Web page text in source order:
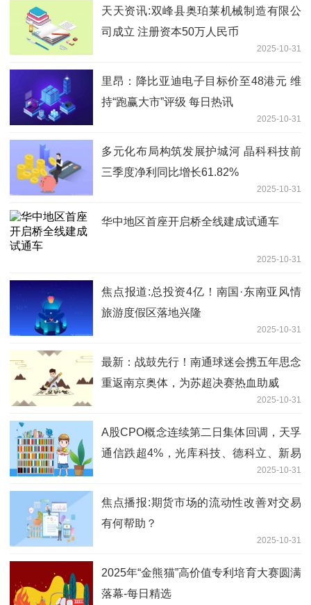
天天资讯:双峰县奥珀莱机械制造有限公
司成立 注册资本50万人民币
2025-10-31
里昂：降比亚迪电子目标价至48港元 维
持“跑赢大市”评级 每日热讯
2025-10-31
多元化布局构筑发展护城河 晶科科技前
三季度净利同比增长61.82%
2025-10-31
华中地区首座开启桥全线建成试通车
2025-10-31
焦点报道:总投资4亿！南国·东南亚风情
旅游度假区落地兴隆
2025-10-31
最新：战鼓先行！南通球迷会携五年思念
重返南京奥体，为苏超决赛热血助威
2025-10-31
A股CPO概念连续第二日集体回调，天孚
通信跌超4%，光库科技、德科立、新易
盛、联特科技、中际旭创、长飞光纤跌超
3%-资讯
2025-10-31
焦点播报:期货市场的流动性改善对交易
有何帮助？
2025-10-31
2025年“金熊猫”高价值专利培育大赛圆满
落幕-每日精选